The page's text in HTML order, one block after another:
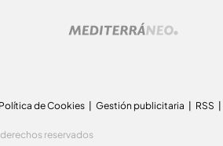
Política de Cookies Gestión publicitaria RSS
reservados